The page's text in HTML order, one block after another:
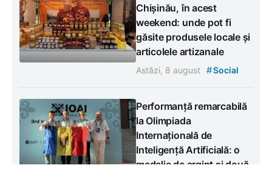
Chișinău, în acest
weekend: unde pot fi
găsite produsele locale și
articolele artizanale
Astăzi, 8 august #Social
Performanță remarcabilă
la Olimpiada
Internațională de
Inteligență Artificială: o
medalie de argint și două